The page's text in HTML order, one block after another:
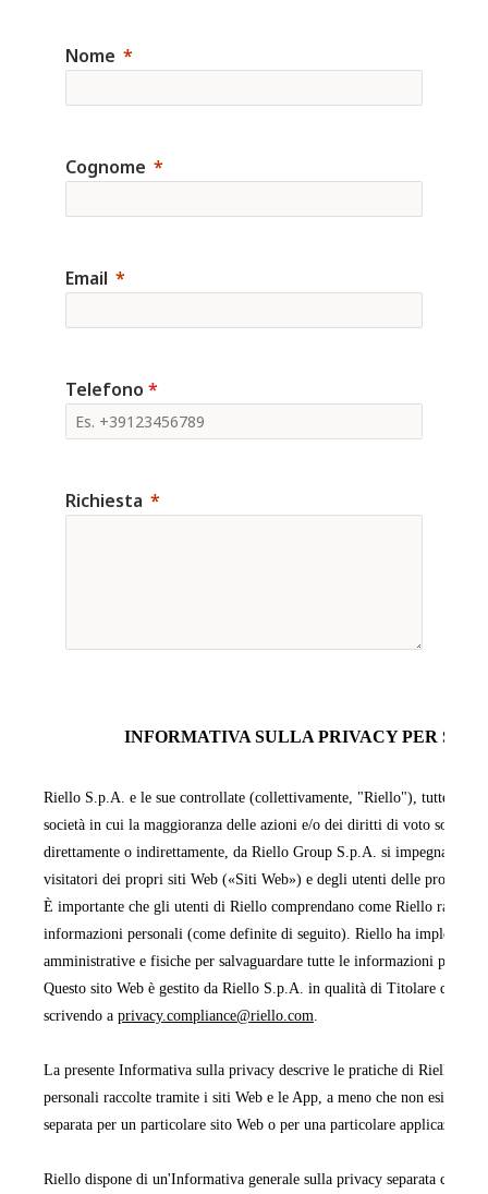
Nome
Cognome
Email
Telefono *
Richiesta
INFORMATIVA SULLA PRIVACY PER SITI
Riello S.p.A. e le sue controllate (collettivamente, "Riello"), tutte
società in cui la maggioranza delle azioni e/o dei diritti di voto sono
direttamente o indirettamente, da Riello Group S.p.A. si impegnano a
visitatori dei propri siti Web («Siti Web») e degli utenti delle proprie
È importante che gli utenti di Riello comprendano come Riello
informazioni personali (come definite di seguito). Riello ha
amministrative e fisiche per salvaguardare tutte le informazioni
Questo sito Web è gestito da Riello S.p.A. in qualità di Titolare del
scrivendo a privacy.compliance@riello.com
La presente Informativa sulla privacy descrive le pratiche di Riello
personali raccolte tramite i siti Web e le App, a meno che non esista
separata per un particolare sito Web o per una particolare applicazione
Riello dispone di un'Informativa generale sulla privacy separata che